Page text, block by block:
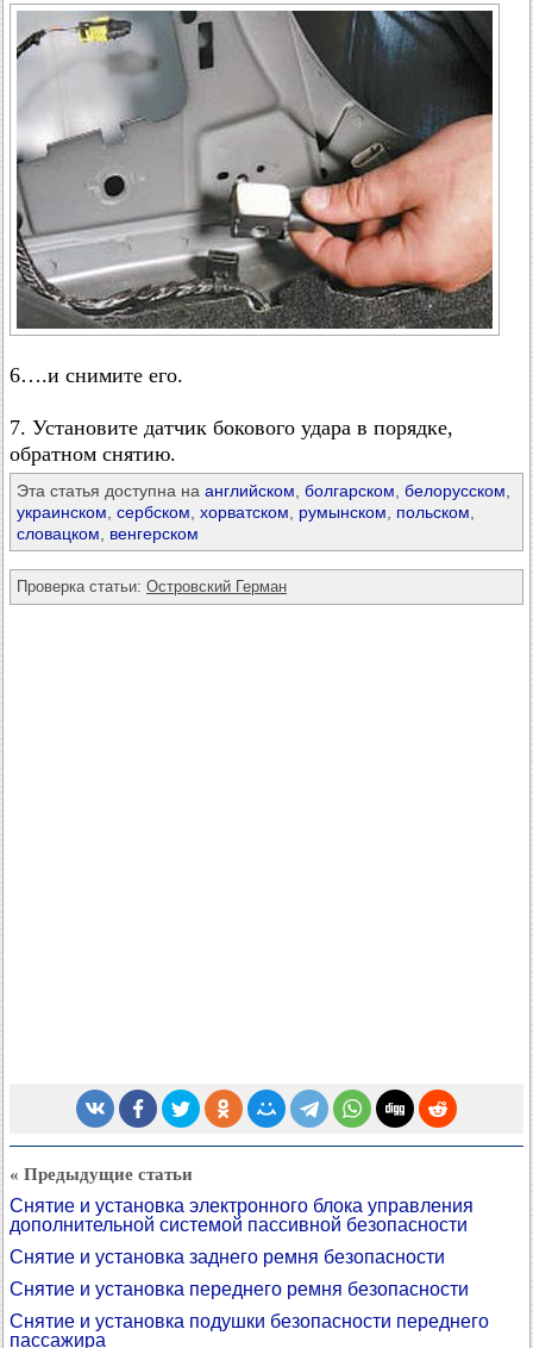
6….и снимите его.
7. Установите датчик бокового удара в порядке,
обратном снятию.
Эта статья доступна на английском болгарском белорусском
украинском сербском хорватском румынском польском
словацком
венгерском
Проверка статьи: Островский Герман
« Предыдущие статьи
Снятие и установка электронного блока управления
дополнительной системой пассивной безопасности
Снятие и установка заднего ремня безопасности
Снятие и установка переднего ремня безопасности
Снятие и установка подушки безопасности переднего
пассажира